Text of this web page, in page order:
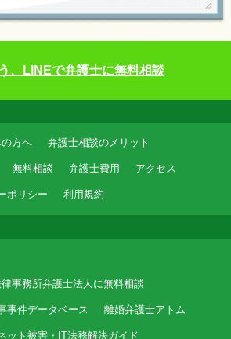
、LINEで弁護士に無料相談
方へ 弁護士相談のメリット
無料相談 弁護士費用 アクセス
ポリシー 利用規約
事務所弁護士法人に無料相談
事件データベース 離婚弁護士アトム
ット被害・IT法務解決ガイド